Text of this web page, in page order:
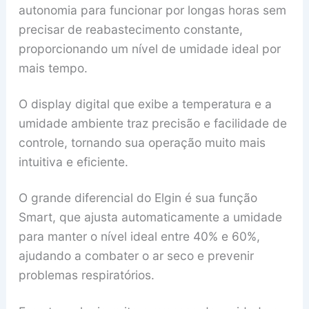
autonomia para funcionar por longas horas sem
precisar de reabastecimento constante,
proporcionando um nível de umidade ideal por
mais tempo.
O display digital que exibe a temperatura e a
umidade ambiente traz precisão e facilidade de
controle, tornando sua operação muito mais
intuitiva e eficiente.
O grande diferencial do Elgin é sua função
Smart, que ajusta automaticamente a umidade
para manter o nível ideal entre 40% e 60%,
ajudando a combater o ar seco e prevenir
problemas respiratórios.